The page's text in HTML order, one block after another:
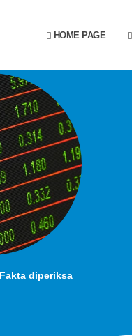
HOME PAGE
Fakta diperiksa